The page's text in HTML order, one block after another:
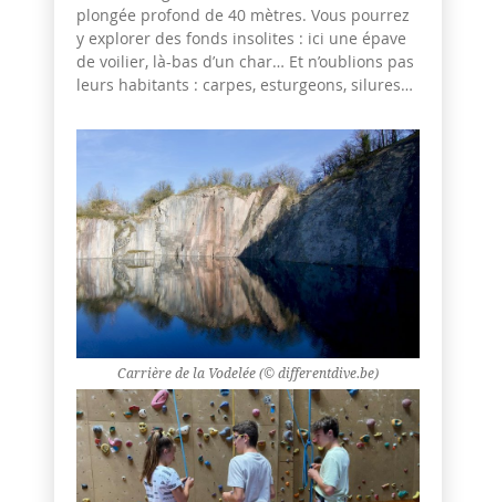
plongée profond de 40 mètres. Vous pourrez
y explorer des fonds insolites : ici une épave
de voilier, là-bas d’un char… Et n’oublions pas
leurs habitants : carpes, esturgeons, silures…
Carrière de la Vodelée (© differentdive.be)